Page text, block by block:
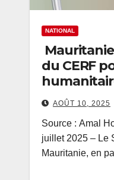
NATIONAL
du CERF
Hodh
AOÛT 10, 2025
Source : Amal
juillet 2025 – Le
Mauritanie, en